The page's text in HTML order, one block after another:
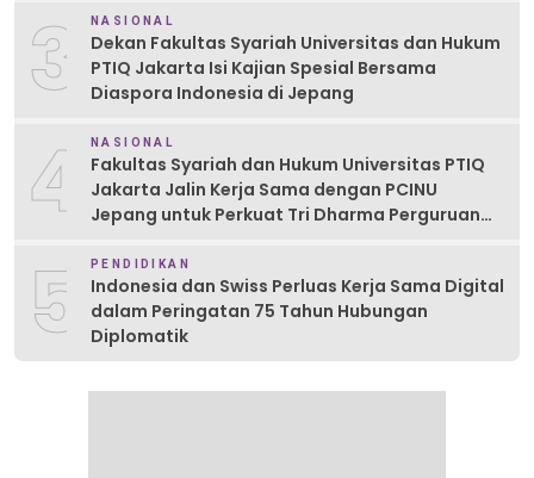
3 NASIONAL
Dekan Fakultas Syariah Universitas dan Hukum
PTIQ Jakarta Isi Kajian Spesial Bersama
Diaspora Indonesia di Jepang
4 NASIONAL
Fakultas Syariah dan Hukum Universitas PTIQ
Jakarta Jalin Kerja Sama dengan PCINU
Jepang untuk Perkuat Tri Dharma Perguruan
5 PENDIDIKAN
Indonesia dan Swiss Perluas Kerja Sama Digital
dalam Peringatan 75 Tahun Hubungan
Diplomatik